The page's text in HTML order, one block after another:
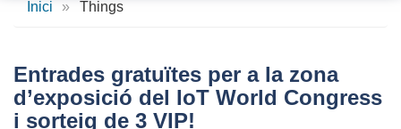
Inici
» Things
Entrades gratuïtes per a la zona
d’exposició del IoT World Congress
i sorteig de 3 VIP!